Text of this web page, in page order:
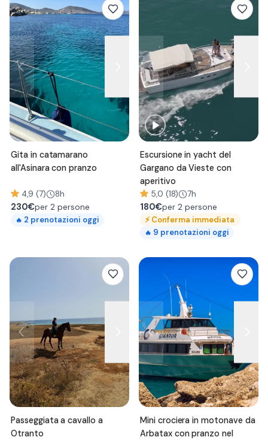
Gita in catamarano
all'Asinara con pranzo
4,9 (7) 8h
230€per 2 persone
🔥 2 prenotazioni oggi
Escursione in yacht del
Gargano da Vieste con
aperitivo
5,0 (18) 7h
180€per 2 persone
⚡Conferma immediata
🔥 9 prenotazioni oggi
Passeggiata a cavallo a
Otranto
Mini crociera in motonave da
Arbatax con pranzo nel